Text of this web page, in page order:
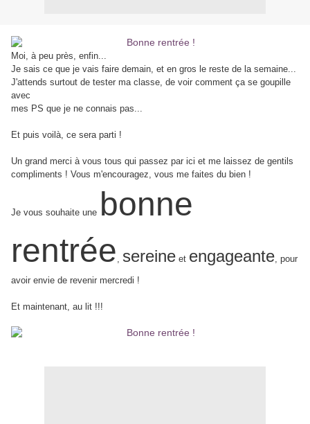
Moi, à peu près, enfin...
Je sais ce que je vais faire demain, et en gros le reste de la semaine...
J'attends surtout de tester ma classe, de voir comment ça se goupille
avec
mes PS que je ne connais pas...
Et puis voilà, ce sera parti !
Un grand merci à vous tous qui passez par ici et me laissez de gentils
compliments ! Vous m'encouragez, vous me faites du bien !
Je vous souhaite une
bonne
rentrée , sereine et engageante, pour
avoir envie de revenir mercredi !
Et maintenant, au lit !!!